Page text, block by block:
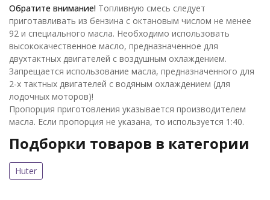
Обратите внимание! Топливную смесь следует
приготавливать из бензина с октановым числом не менее
92 и специального масла. Необходимо использовать
высококачественное масло, предназначенное для
двухтактных двигателей с воздушным охлаждением.
Запрещается использование масла, предназначенного для
2-х тактных двигателей с водяным охлаждением (для
лодочных моторов)!
Пропорция приготовления указывается производителем
масла. Если пропорция не указана, то используется 1:40.
Подборки товаров в категории
Huter